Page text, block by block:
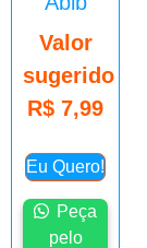
Valor
sugerido
R$ 7,99
Eu Quero!
Peça
pelo